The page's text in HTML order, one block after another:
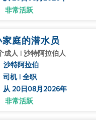
非常活跃
家庭的潜水员
成人 | 沙特阿拉伯人
沙特阿拉伯
司机 | 全职
从 20日08月2026年
非常活跃